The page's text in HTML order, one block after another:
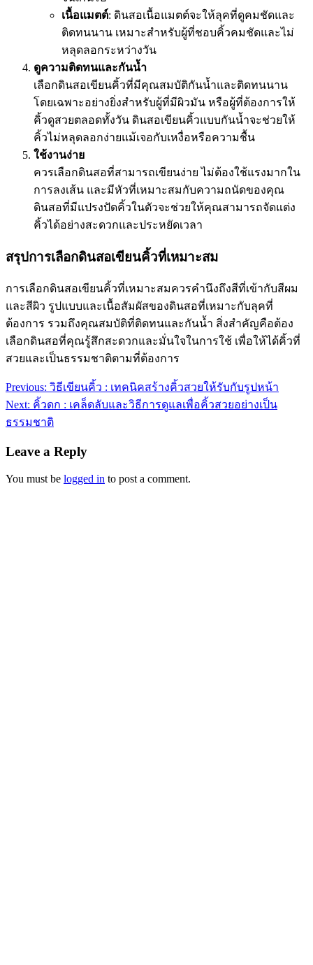
เนื้อแมตต์: ดินสอเนื้อแมตต์จะให้ลุคที่ดูคมชัดและ
ติดทนนาน เหมาะสำหรับผู้ที่ชอบคิ้วคมชัดและไม่
หลุดลอกระหว่างวัน
ดูความติดทนและกันน้ำ
เลือกดินสอเขียนคิ้วที่มีคุณสมบัติกันน้ำและติดทนนาน
โดยเฉพาะอย่างยิ่งสำหรับผู้ที่มีผิวมัน หรือผู้ที่ต้องการให้
คิ้วดูสวยตลอดทั้งวัน ดินสอเขียนคิ้วแบบกันน้ำจะช่วยให้
คิ้วไม่หลุดลอกง่ายแม้เจอกับเหงื่อหรือความชื้น
ใช้งานง่าย
ควรเลือกดินสอที่สามารถเขียนง่าย ไม่ต้องใช้แรงมากใน
การลงเส้น และมีหัวที่เหมาะสมกับความถนัดของคุณ
ดินสอที่มีแปรงปัดคิ้วในตัวจะช่วยให้คุณสามารถจัดแต่ง
คิ้วได้อย่างสะดวกและประหยัดเวลา
สรุปการเลือกดินสอเขียนคิ้วที่เหมาะสม
การเลือกดินสอเขียนคิ้วที่เหมาะสมควรคำนึงถึงสีที่เข้ากับสีผม
และสีผิว รูปแบบและเนื้อสัมผัสของดินสอที่เหมาะกับลุคที่
ต้องการ รวมถึงคุณสมบัติที่ติดทนและกันน้ำ สิ่งสำคัญคือต้อง
เลือกดินสอที่คุณรู้สึกสะดวกและมั่นใจในการใช้ เพื่อให้ได้คิ้วที่
สวยและเป็นธรรมชาติตามที่ต้องการ
Previous: วิธีเขียนคิ้ว : เทคนิคสร้างคิ้วสวยให้รับกับรูปหน้า
Next: คิ้วดก : เคล็ดลับและวิธีการดูแลเพื่อคิ้วสวยอย่างเป็น
ธรรมชาติ
Leave a Reply
You must be logged in to post a comment.